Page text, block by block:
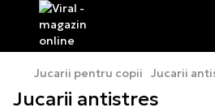
Jucarii pentru copii Jucarii
Jucarii antistres